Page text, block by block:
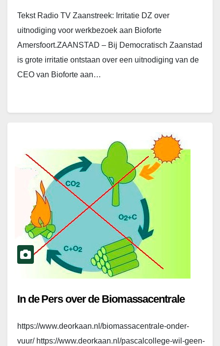
Tekst Radio TV Zaanstreek: Irritatie DZ over
uitnodiging voor werkbezoek aan Bioforte
Amersfoort.ZAANSTAD – Bij Democratisch Zaanstad
is grote irritatie ontstaan over een uitnodiging van de
CEO van Bioforte aan…
In de Pers over de Biomassacentrale
https://www.deorkaan.nl/biomassacentrale-onder-
vuur/ https://www.deorkaan.nl/pascalcollege-wil-geen-